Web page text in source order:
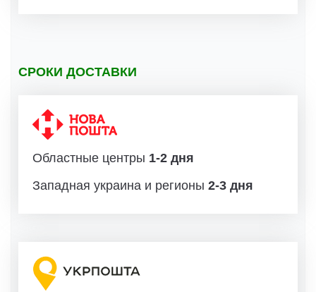
СРОКИ ДОСТАВКИ
Областные центры 1-2 дня
Западная украина и регионы 2-3 дня